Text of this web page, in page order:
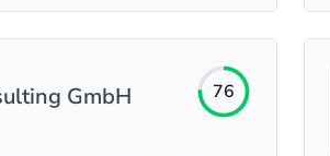
GmbH 76